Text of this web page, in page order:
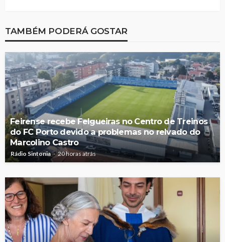
TAMBÉM PODERÁ GOSTAR
Feirense recebe Felgueiras no Centro de Treinos
do FC Porto devido a problemas no relvado do
Marcolino Castro
Rádio Sintonia 20 horas atrás